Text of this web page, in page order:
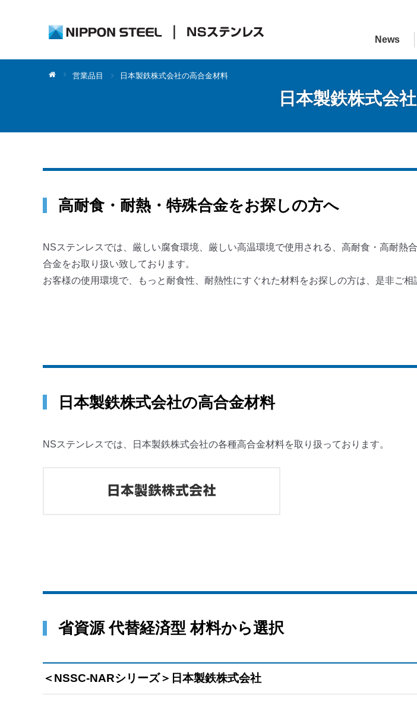
News
営業品目 日本製鉄株式会社の高合金材料
日本製鉄株式会
高耐食・耐熱・特殊合金をお探しの方へ
NSステンレスでは、厳しい腐食環境、厳しい高温環境で使用される、高耐食・高耐熱
合金をお取り扱い致しております。
お客様の使用環境で、もっと耐食性、耐熱性にすぐれた材料をお探しの方は、是非ご相
日本製鉄株式会社の高合金材料
NSステンレスでは、日本製鉄株式会社の各種高合金材料を取り扱っております。
省資源 代替経済型 材料から選択
＜NSSC-NARシリーズ＞日本製鉄株式会社